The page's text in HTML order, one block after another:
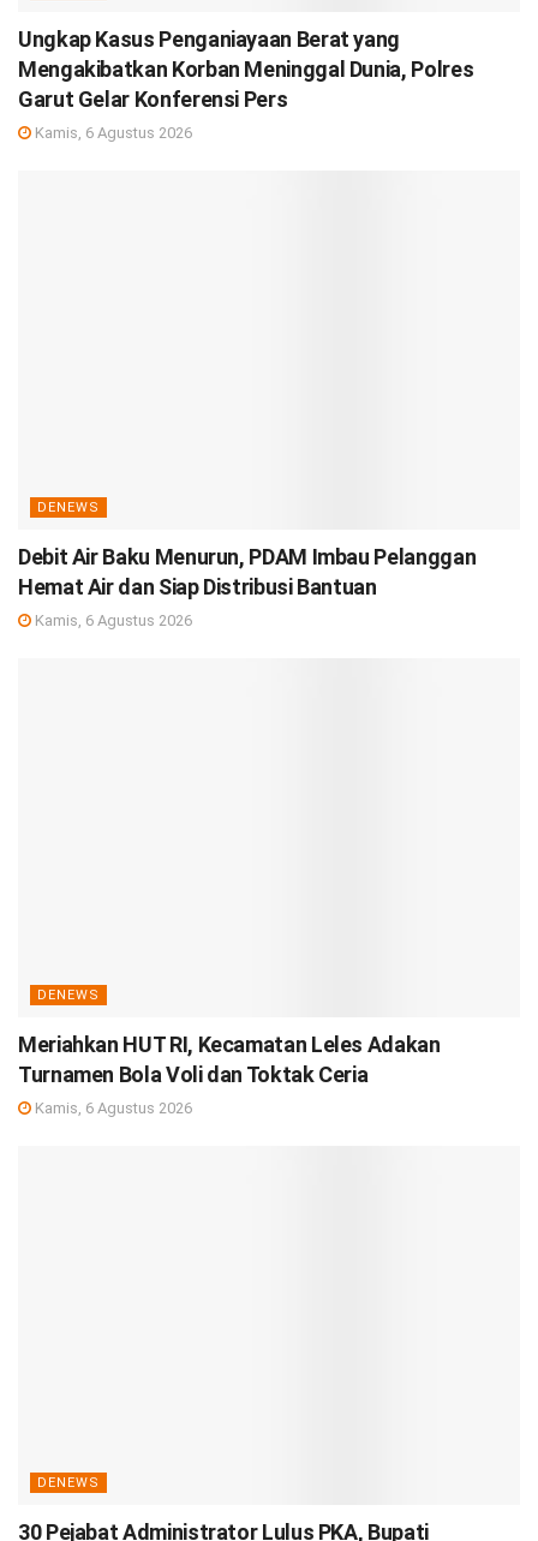
Ungkap Kasus Penganiayaan Berat yang
Mengakibatkan Korban Meninggal Dunia, Polres
Garut Gelar Konferensi Pers
Kamis, 6 Agustus 2026
DENEWS
Debit Air Baku Menurun, PDAM Imbau Pelanggan
Hemat Air dan Siap Distribusi Bantuan
Kamis, 6 Agustus 2026
DENEWS
Meriahkan HUT RI, Kecamatan Leles Adakan
Turnamen Bola Voli dan Toktak Ceria
Kamis, 6 Agustus 2026
DENEWS
30 Pejabat Administrator Lulus PKA, Bupati